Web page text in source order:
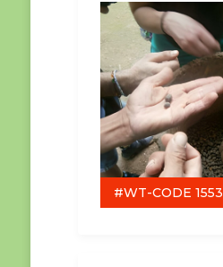
#WT-CODE 1553